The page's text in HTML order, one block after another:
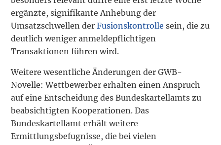
ergänzte, signifikante Anhebung der
Umsatzschwellen derFusionskontrolle sein, die zu
deutlich weniger anmeldepflichtigen
Transaktionen führen wird.
Weitere wesentliche Änderungen der GWB-
Novelle: Wettbewerber erhalten einen Anspruch
auf eine Entscheidung des Bundeskartellamts zu
beabsichtigten Kooperationen. Das
Bundeskartellamt erhält weitere
Ermittlungsbefugnisse, die bei vielen